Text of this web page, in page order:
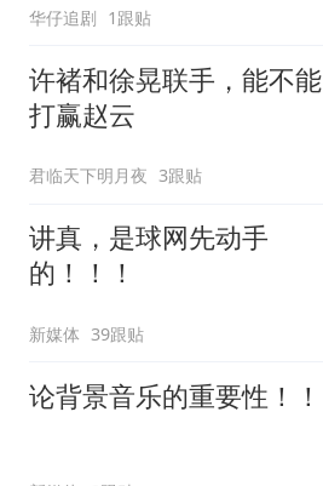
华仔追剧 1跟贴
许褚和徐晃联手，能不能
打赢赵云
君临天下明月夜 3跟贴
讲真，是球网先动手
的！！！
新媒体 39跟贴
论背景音乐的重要性！！